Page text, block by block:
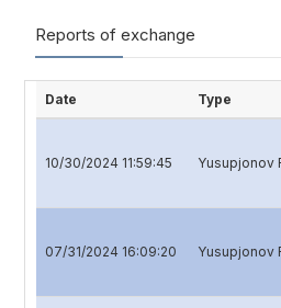
Reports of exchange
Date Type
10/30/2024 11:59:45 Yusupjonov
07/31/2024 16:09:20 Yusupjonov